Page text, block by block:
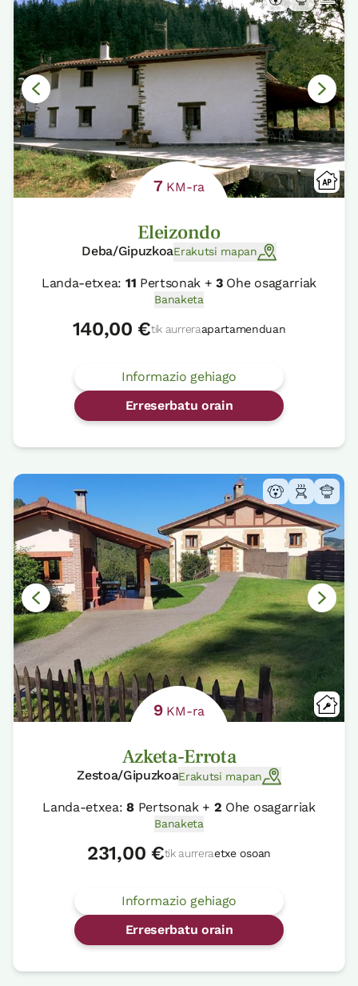
7KM-ra
Eleizondo
Deba/GipuzkoaErakutsi mapan
Landa-etxea: 11 Pertsonak +3Ohe osagarriak
Banaketa
140,00 €tik aurreraapartamenduan
Informazio gehiago
Erreserbatu orain
9KM-ra
Azketa-Errota
Zestoa/GipuzkoaErakutsi mapan
Landa-etxea:8Pertsonak + 2 Ohe osagarriak
Banaketa
231,00 €tik aurreraetxe osoan
Informazio gehiago
Erreserbatu orain